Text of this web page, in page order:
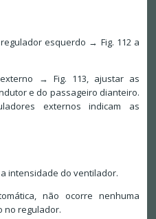
esquerdo → Fig. 112 a
→ Fig. 113, ajustar as
e do passageiro dianteiro.
externos indicam as
intensidade do ventilador.
não ocorre nenhuma
no regulador.